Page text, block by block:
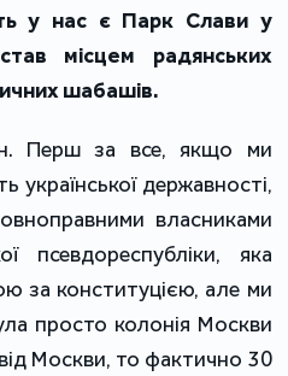
у нас є Парк Слави у
місцем радянських
шабашів.
Перш за все, якщо ми
української державності,
власниками
псевдореспубліки, яка
за конституцією, але ми
просто колонія Москви
Москви, то фактично 30